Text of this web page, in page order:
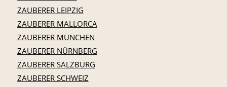
ZAUBERER LEIPZIG
ZAUBERER MALLORCA
ZAUBERER MÜNCHEN
ZAUBERER NÜRNBERG
ZAUBERER SALZBURG
ZAUBERER SCHWEIZ